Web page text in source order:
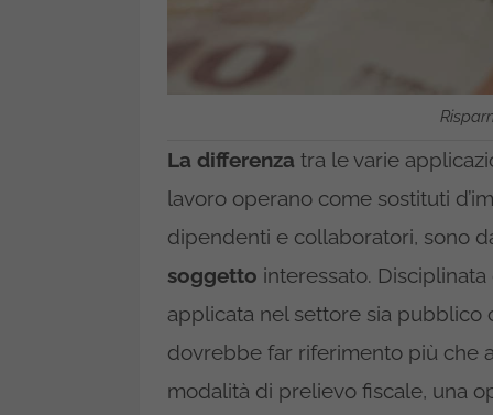
La differenza tra le varie
lavoro operano come sostituti
dipendenti e collaboratori, sono
soggetto interessato. Disciplinata
applicata nel settore sia pubblico
dovrebbe far riferimento più che
modalità di prelievo fiscale, una